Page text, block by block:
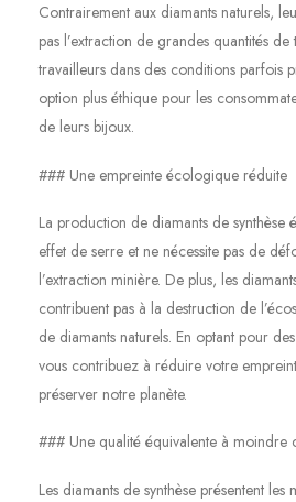
Contrairement aux diamants naturels,
pas l’extraction de grandes quantités
travailleurs dans des conditions parfois
option plus éthique pour les
de leurs bijoux.
### Une empreinte écologique réduite
La production de diamants de synthèse
effet de serre et ne nécessite pas de
l’extraction minière. De plus, les
contribuent pas à la destruction de
de diamants naturels. En optant pour
vous contribuez à réduire votre
préserver notre planète.
### Une qualité équivalente à moindre
Les diamants de synthèse présentent les